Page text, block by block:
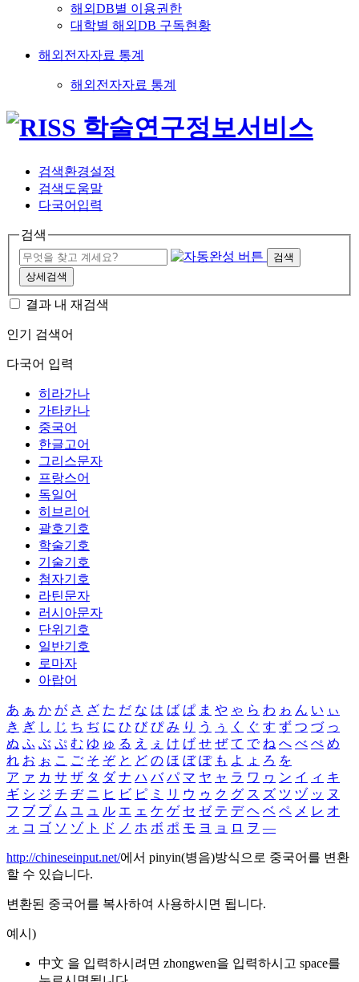
해외DB별 이용권한
대학별 해외DB 구독현황
해외전자자료 통계
해외전자자료 통계
검색환경설정
검색도움말
다국어입력
검색
검색
상세검색
결과 내 재검색
인기 검색어
다국어 입력
히라가나
가타카나
중국어
한글고어
그리스문자
프랑스어
독일어
히브리어
괄호기호
학술기호
기술기호
첨자기호
라틴문자
러시아문자
단위기호
일반기호
로마자
아랍어
あ ぁ か が さ ざ た だ な は ば ぱ ま や ゃ ら わ ゎ ん い ぃ
き ぎ し じ ち ぢ に ひ び ぴ み り う ぅ く ぐ す ず つ づ っ
ぬ ふ ぶ ぷ む ゆ ゅ る え ぇ け げ せ ぜ て で ね へ べ ぺ め
れ お ぉ こ ご そ ぞ と ど の ほ ぼ ぽ も よ ょ ろ を
ア ァ カ サ ザ タ ダ ナ ハ バ パ マ ヤ ャ ラ ワ ヮ ン イ ィ キ
ギ シ ジ チ ヂ ニ ヒ ビ ピ ミ リ ウ ゥ ク グ ス ズ ツ ヅ ッ ヌ
フ ブ プ ム ユ ュ ル エ ェ ケ ゲ セ ゼ テ デ ヘ ベ ペ メ レ オ
ォ コ ゴ ソ ゾ ト ド ノ ホ ボ ポ モ ヨ ョ ロ ヲ ―
http://chineseinput.net/에서 pinyin(병음)방식으로 중국어를 변환
할 수 있습니다.
변환된 중국어를 복사하여 사용하시면 됩니다.
예시)
中文 을 입력하시려면 zhongwen을 입력하시고 space를